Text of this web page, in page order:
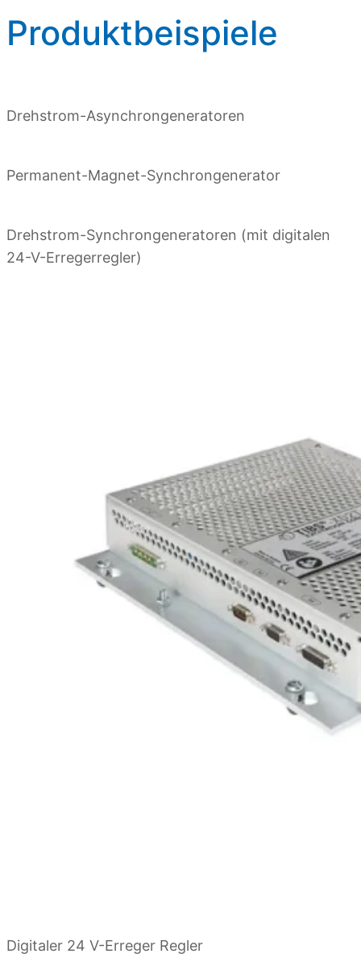
Produktbeispiele
Drehstrom-Asynchrongeneratoren
Permanent-Magnet-Synchrongenerator
Drehstrom-Synchrongeneratoren (mit digitalen
24-V-Erregerregler)
Digitaler 24 V-Erreger Regler